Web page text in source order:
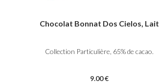
Chocolat Bonnat Dos Cielos, Lait
Collection Particulière, 65% de cacao.
9.00€